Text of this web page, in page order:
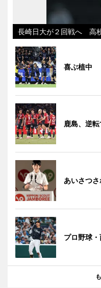
長崎日大が２回戦へ 高
喜ぶ植中
鹿島、逆
あいさつ
プロ野球